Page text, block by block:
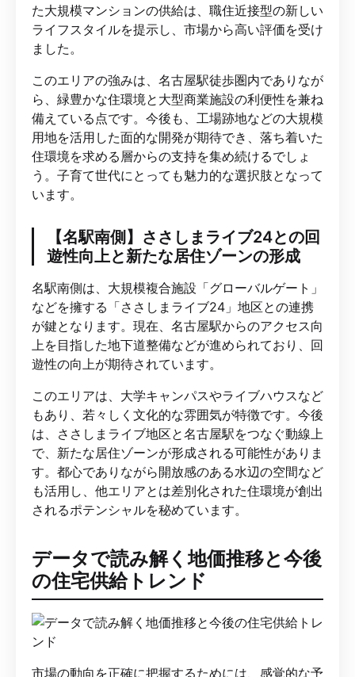
た大規模マンションの供給は、職住近接型の新しい
ライフスタイルを提示し、市場から高い評価を受け
ました。
このエリアの強みは、名古屋駅徒歩圏内でありなが
ら、緑豊かな住環境と大型商業施設の利便性を兼ね
備えている点です。今後も、工場跡地などの大規模
用地を活用した面的な開発が期待でき、落ち着いた
住環境を求める層からの支持を集め続けるでしょ
う。子育て世代にとっても魅力的な選択肢となって
います。
【名駅南側】ささしまライブ24との回
遊性向上と新たな居住ゾーンの形成
名駅南側は、大規模複合施設「グローバルゲート」
などを擁する「ささしまライブ24」地区との連携
が鍵となります。現在、名古屋駅からのアクセス向
上を目指した地下道整備などが進められており、回
遊性の向上が期待されています。
このエリアは、大学キャンパスやライブハウスなど
もあり、若々しく文化的な雰囲気が特徴です。今後
は、ささしまライブ地区と名古屋駅をつなぐ動線上
で、新たな居住ゾーンが形成される可能性がありま
す。都心でありながら開放感のある水辺の空間など
も活用し、他エリアとは差別化された住環境が創出
されるポテンシャルを秘めています。
データで読み解く地価推移と今後
の住宅供給トレンド
市場の動向を正確に把握するためには、感覚的な予